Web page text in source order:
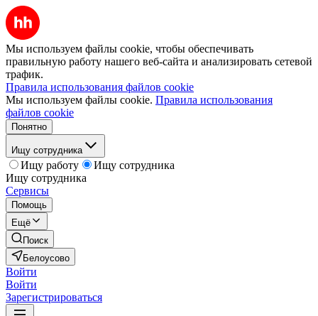
Мы используем файлы cookie, чтобы обеспечивать
правильную работу нашего веб-сайта и анализировать сетевой
трафик.
Правила использования файлов cookie
Мы используем файлы cookie. Правила использования
файлов cookie
Понятно
Ищу сотрудника
Ищу работу
Ищу сотрудника
Ищу сотрудника
Сервисы
Помощь
Ещё
Поиск
Белоусово
Войти
Войти
Зарегистрироваться